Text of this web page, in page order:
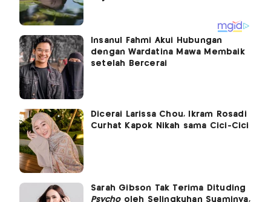
Insanul Fahmi Akui Hubungan
dengan Wardatina Mawa Membaik
setelah Bercerai
Dicerai Larissa Chou, Ikram Rosadi
Curhat Kapok Nikah sama Cici-Cici
Sarah Gibson Tak Terima Dituding
Psychooleh Selingkuhan Suaminya,